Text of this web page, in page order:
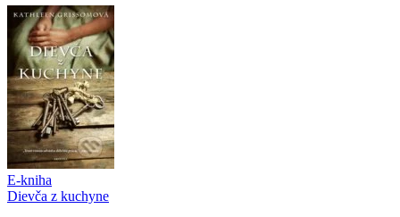
E-kniha
Dievča z kuchyne